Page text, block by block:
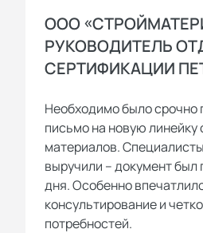
ООО
РУКОВОДИТЕЛЬ
СЕРТИФИКАЦИИ
Необходимо было срочно
письмо на новую линейку
материалов.
выручили – документ был
дня. Особенно
консультирование и
потребностей.